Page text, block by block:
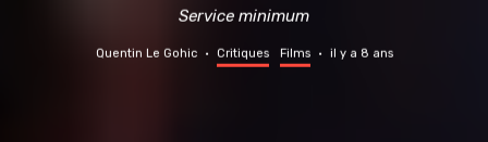
Service minimum
Quentin Le Gohic · Critiques Films · il y a 8 ans